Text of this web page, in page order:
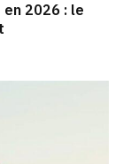
2026 : le